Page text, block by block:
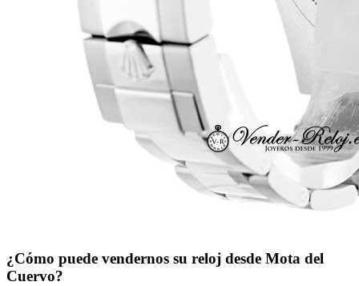
¿Cómo puede vendernos su reloj desde Mota del
Cuervo?